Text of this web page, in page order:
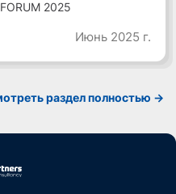
2025
Июнь 2025 г.
раздел полностью ->